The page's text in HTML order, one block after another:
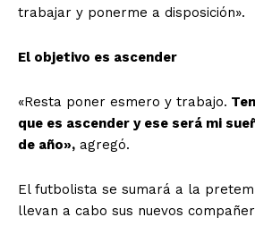
trabajar y ponerme a disposición».
El objetivo es ascender
«Resta poner esmero y trabajo.
que es ascender y ese será mi
de año», agregó.
El futbolista se sumará a la
llevan a cabo sus nuevos